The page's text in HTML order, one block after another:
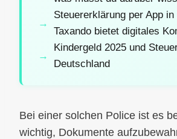
Steuererklärung per App
Taxando bietet digitales
Kindergeld 2025 und
Deutschland
Bei einer solchen Police ist es
wichtig, Dokumente